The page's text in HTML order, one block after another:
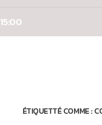
15:00
ÉTIQUETTÉ COMME :